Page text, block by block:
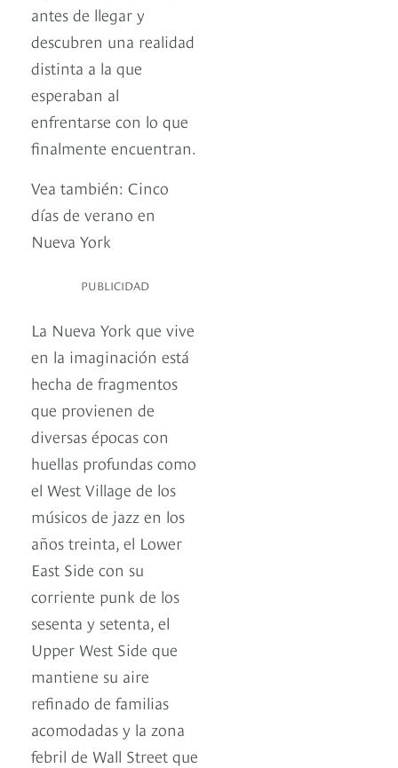
antes de llegar y
descubren una realidad
distinta a la que
esperaban al
enfrentarse con lo que
finalmente encuentran.
Vea también: Cinco
días de verano en
Nueva York
PUBLICIDAD
La Nueva York que vive
en la imaginación está
hecha de fragmentos
que provienen de
diversas épocas con
huellas profundas como
el West Village de los
músicos de jazz en los
años treinta, el Lower
East Side con su
corriente punk de los
sesenta y setenta, el
Upper West Side que
mantiene su aire
refinado de familias
acomodadas y la zona
febril de Wall Street que